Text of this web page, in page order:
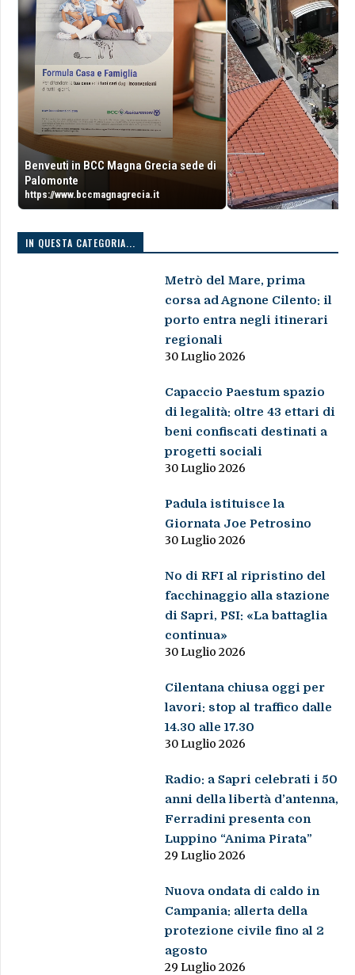
Benveuti in BCC Magna Grecia sede di
Palomonte
https://www.bccmagnagrecia.it
IN QUESTA CATEGORIA...
Metrò del Mare, prima
corsa ad Agnone Cilento: il
porto entra negli itinerari
regionali
30 Luglio 2026
Capaccio Paestum spazio
di legalità: oltre 43 ettari di
beni confiscati destinati a
progetti sociali
30 Luglio 2026
Padula istituisce la
Giornata Joe Petrosino
30 Luglio 2026
No di RFI al ripristino del
facchinaggio alla stazione
di Sapri, PSI: «La battaglia
continua»
30 Luglio 2026
Cilentana chiusa oggi per
lavori: stop al traffico dalle
14.30 alle 17.30
30 Luglio 2026
Radio: a Sapri celebrati i 50
anni della libertà d’antenna,
Ferradini presenta con
Luppino “Anima Pirata”
29 Luglio 2026
Nuova ondata di caldo in
Campania: allerta della
protezione civile fino al 2
agosto
29 Luglio 2026